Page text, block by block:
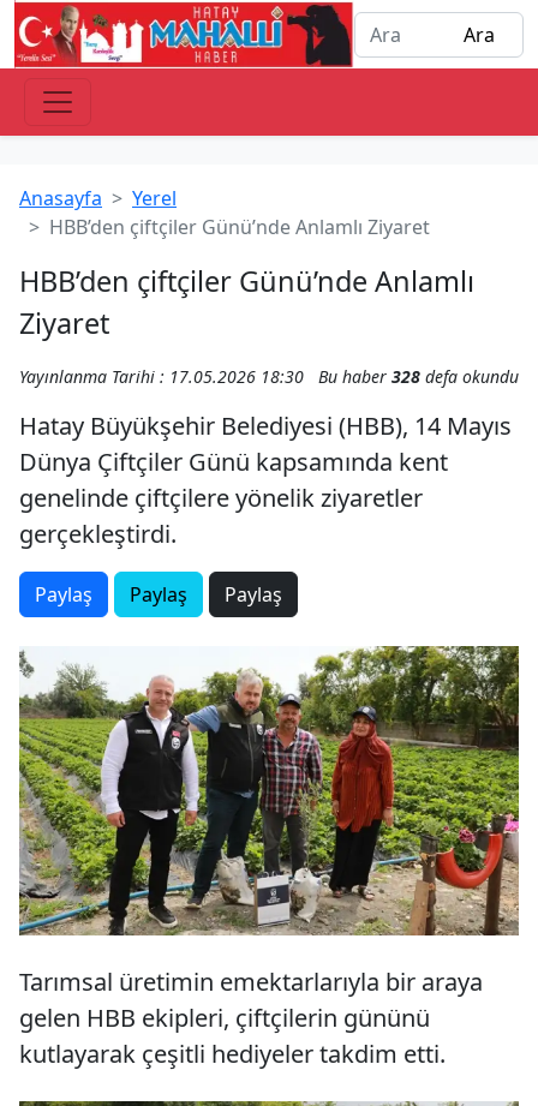
Anasayfa
Yerel
HBB’den çiftçiler Günü’nde Anlamlı Ziyaret
HBB’den çiftçiler Günü’nde Anlamlı
Ziyaret
Yayınlanma Tarihi : 17.05.2026 18:30 Bu haber 328 defa okundu
Hatay Büyükşehir Belediyesi (HBB), 14 Mayıs
Dünya Çiftçiler Günü kapsamında kent
genelinde çiftçilere yönelik ziyaretler
gerçekleştirdi.
Paylaş Paylaş Paylaş
Tarımsal üretimin emektarlarıyla bir araya
gelen HBB ekipleri, çiftçilerin gününü
kutlayarak çeşitli hediyeler takdim etti.